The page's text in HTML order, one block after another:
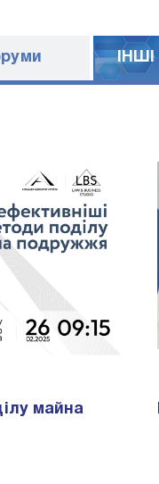
IНШI
майна